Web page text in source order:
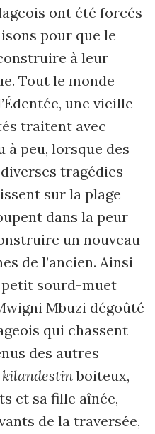
ont été forcés
pour que le
à leur
Tout le monde
une vieille
traitent avec
à peu, lorsque des
tragédies
sur la plage
dans la peur
un nouveau
de l’ancien. Ainsi
petit sourd-muet
Mbuzi dégoûté
qui chassent
des autres
kilandestinboiteux,
et sa fille aînée,
de la traversée,